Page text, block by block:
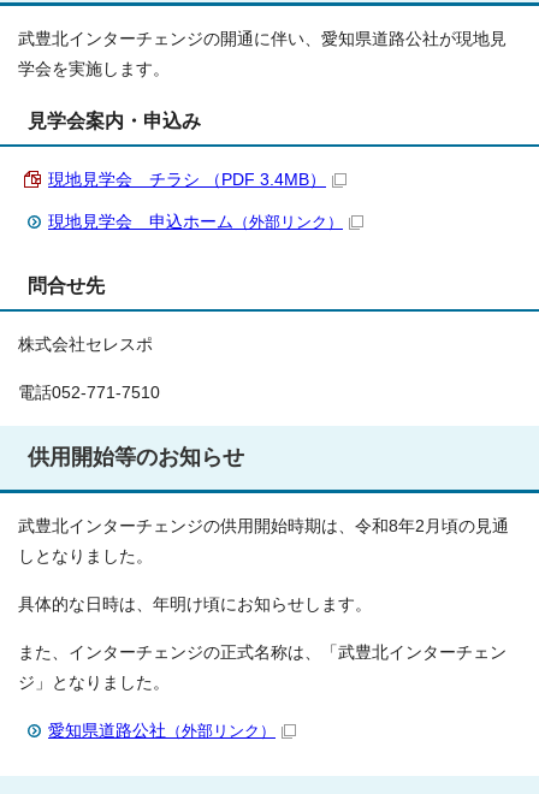
武豊北インターチェンジの開通に伴い、愛知県道路公社が現地見
学会を実施します。
見学会案内・申込み
現地見学会 チラシ （PDF 3.4MB）
現地見学会 申込ホーム （外部リンク）
問合せ先
株式会社セレスポ
電話052-771-7510
供用開始等のお知らせ
武豊北インターチェンジの供用開始時期は、令和8年2月頃の見通
しとなりました。
具体的な日時は、年明け頃にお知らせします。
また、インターチェンジの正式名称は、「武豊北インターチェン
ジ」となりました。
愛知県道路公社 （外部リンク）